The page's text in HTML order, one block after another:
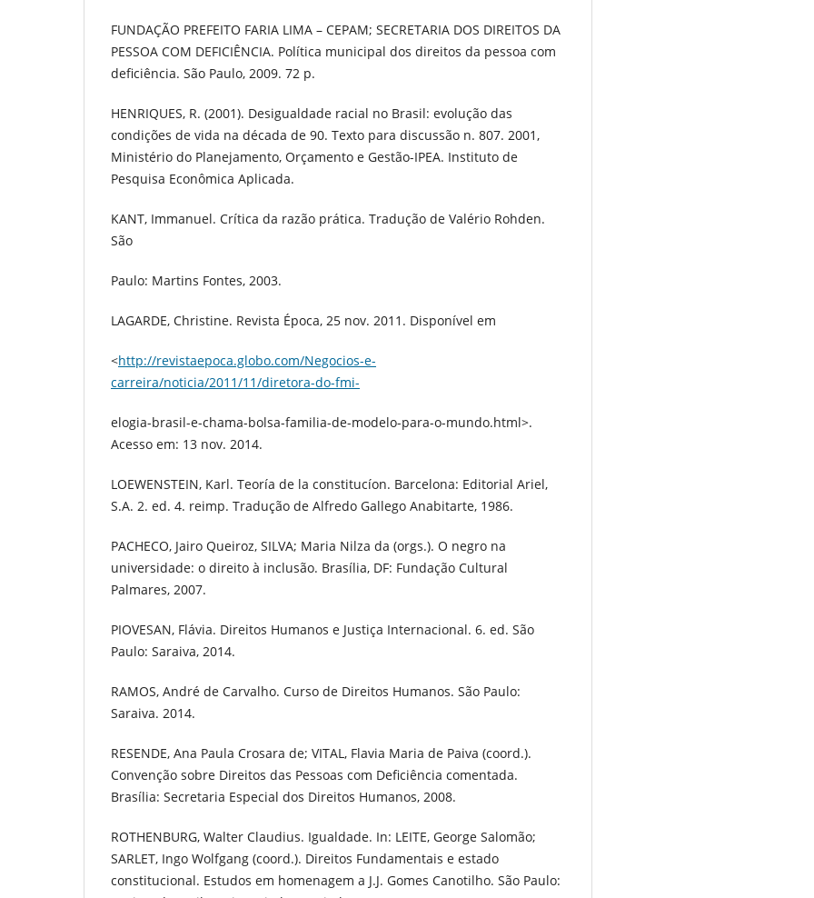
FUNDAÇÃO PREFEITO FARIA LIMA – CEPAM; SECRETARIA DOS DIREITOS DA
PESSOA COM DEFICIÊNCIA. Política municipal dos direitos da pessoa com
deficiência. São Paulo, 2009. 72 p.
HENRIQUES, R. (2001). Desigualdade racial no Brasil: evolução das
condições de vida na década de 90. Texto para discussão n. 807. 2001,
Ministério do Planejamento, Orçamento e Gestão-IPEA. Instituto de
Pesquisa Econômica Aplicada.
KANT, Immanuel. Crítica da razão prática. Tradução de Valério Rohden.
São
Paulo: Martins Fontes, 2003.
LAGARDE, Christine. Revista Época, 25 nov. 2011. Disponível em
<http://revistaepoca.globo.com/Negocios-e-
carreira/noticia/2011/11/diretora-do-fmi-
elogia-brasil-e-chama-bolsa-familia-de-modelo-para-o-mundo.html>.
Acesso em: 13 nov. 2014.
LOEWENSTEIN, Karl. Teoría de la constitucíon. Barcelona: Editorial Ariel,
S.A. 2. ed. 4. reimp. Tradução de Alfredo Gallego Anabitarte, 1986.
PACHECO, Jairo Queiroz, SILVA; Maria Nilza da (orgs.). O negro na
universidade: o direito à inclusão. Brasília, DF: Fundação Cultural
Palmares, 2007.
PIOVESAN, Flávia. Direitos Humanos e Justiça Internacional. 6. ed. São
Paulo: Saraiva, 2014.
RAMOS, André de Carvalho. Curso de Direitos Humanos. São Paulo:
Saraiva. 2014.
RESENDE, Ana Paula Crosara de; VITAL, Flavia Maria de Paiva (coord.).
Convenção sobre Direitos das Pessoas com Deficiência comentada.
Brasília: Secretaria Especial dos Direitos Humanos, 2008.
ROTHENBURG, Walter Claudius. Igualdade. In: LEITE, George Salomão;
SARLET, Ingo Wolfgang (coord.). Direitos Fundamentais e estado
constitucional. Estudos em homenagem a J.J. Gomes Canotilho. São Paulo: